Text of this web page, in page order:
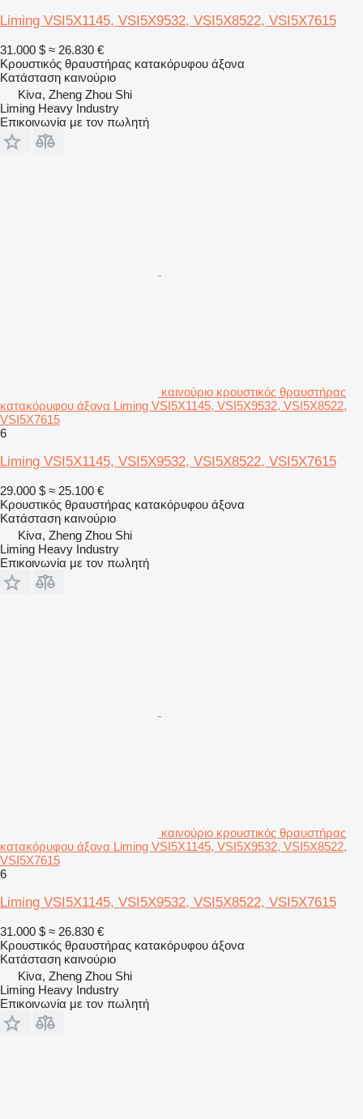
Liming VSI5X1145, VSI5X9532, VSI5X8522, VSI5X7615
31.000 $ ≈ 26.830 €
Κρουστικός θραυστήρας κατακόρυφου άξονα
Κατάσταση καινούριο
Κίνα, Zheng Zhou Shi
Liming Heavy Industry
Επικοινωνία με τον πωλητή
καινούριο κρουστικός θραυστήρας
κατακόρυφου άξονα Liming VSI5X1145, VSI5X9532, VSI5X8522,
VSI5X7615
6
Liming VSI5X1145, VSI5X9532, VSI5X8522, VSI5X7615
29.000 $ ≈ 25.100 €
Κρουστικός θραυστήρας κατακόρυφου άξονα
Κατάσταση καινούριο
Κίνα, Zheng Zhou Shi
Liming Heavy Industry
Επικοινωνία με τον πωλητή
καινούριο κρουστικός θραυστήρας
κατακόρυφου άξονα Liming VSI5X1145, VSI5X9532, VSI5X8522,
VSI5X7615
6
Liming VSI5X1145, VSI5X9532, VSI5X8522, VSI5X7615
31.000 $ ≈ 26.830 €
Κρουστικός θραυστήρας κατακόρυφου άξονα
Κατάσταση καινούριο
Κίνα, Zheng Zhou Shi
Liming Heavy Industry
Επικοινωνία με τον πωλητή